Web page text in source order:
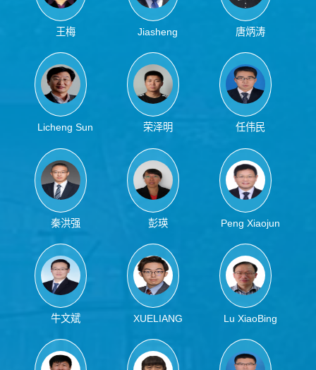
王梅
Jiasheng
Wang
唐炳涛
Licheng Sun 荣泽明 任伟民
秦洪强 彭瑛 Peng Xiaojun
牛文斌
XUELIANG
MU
Lu XiaoBing